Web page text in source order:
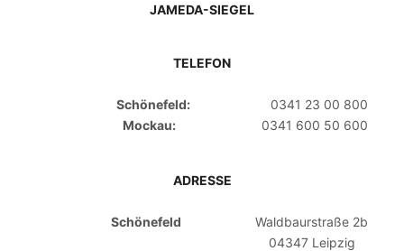
JAMEDA-SIEGEL
TELEFON
Schönefeld:
0341 23 00 800
Mockau:
0341 600 50 600
ADRESSE
Schönefeld
Waldbaurstraße 2b
04347 Leipzig